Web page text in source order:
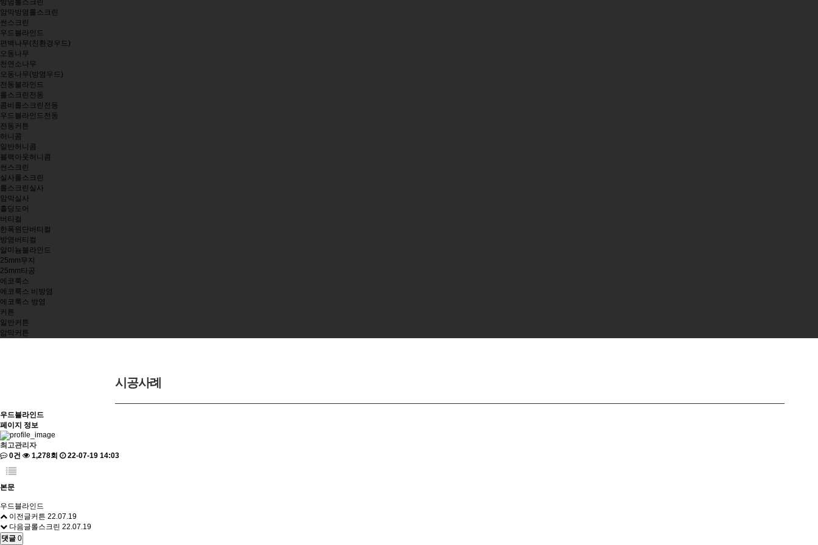
방염롤스크린
암막방염롤스크린
썬스크린
우드블라인드
편백나무(친환경우드)
오동나무
천연소나무
오동나무(방염우드)
전동블라인드
롤스크린전동
콤비롤스크린전동
우드블라인드전동
전동커튼
허니콤
일반허니콤
블랙아웃허니콤
썬스크린
실사롤스크린
롤스크린실사
암막실사
홀딩도어
버티컬
한폭원단버티컬
방염버티컬
알미늄블라인드
25mm무지
25mm타공
에코룩스
에코룩스 비방염
에코룩스 방염
커튼
일반커튼
암막커튼
시공사례
우드블라인드
페이지 정보
최고관리자
0건
1,278회 22-07-19 14:03
본문
우드블라인드
이전글커튼 22.07.19
다음글롤스크린 22.07.19
댓글 0